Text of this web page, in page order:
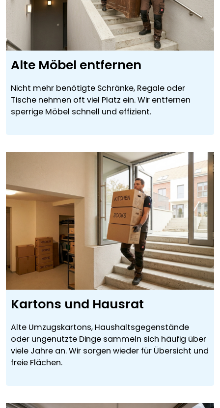
Alte Möbel entfernen
Nicht mehr benötigte Schränke, Regale oder
Tische nehmen oft viel Platz ein. Wir entfernen
sperrige Möbel schnell und effizient.
Kartons und Hausrat
Alte Umzugskartons, Haushaltsgegenstände
oder ungenutzte Dinge sammeln sich häufig über
viele Jahre an. Wir sorgen wieder für Übersicht und
freie Flächen.